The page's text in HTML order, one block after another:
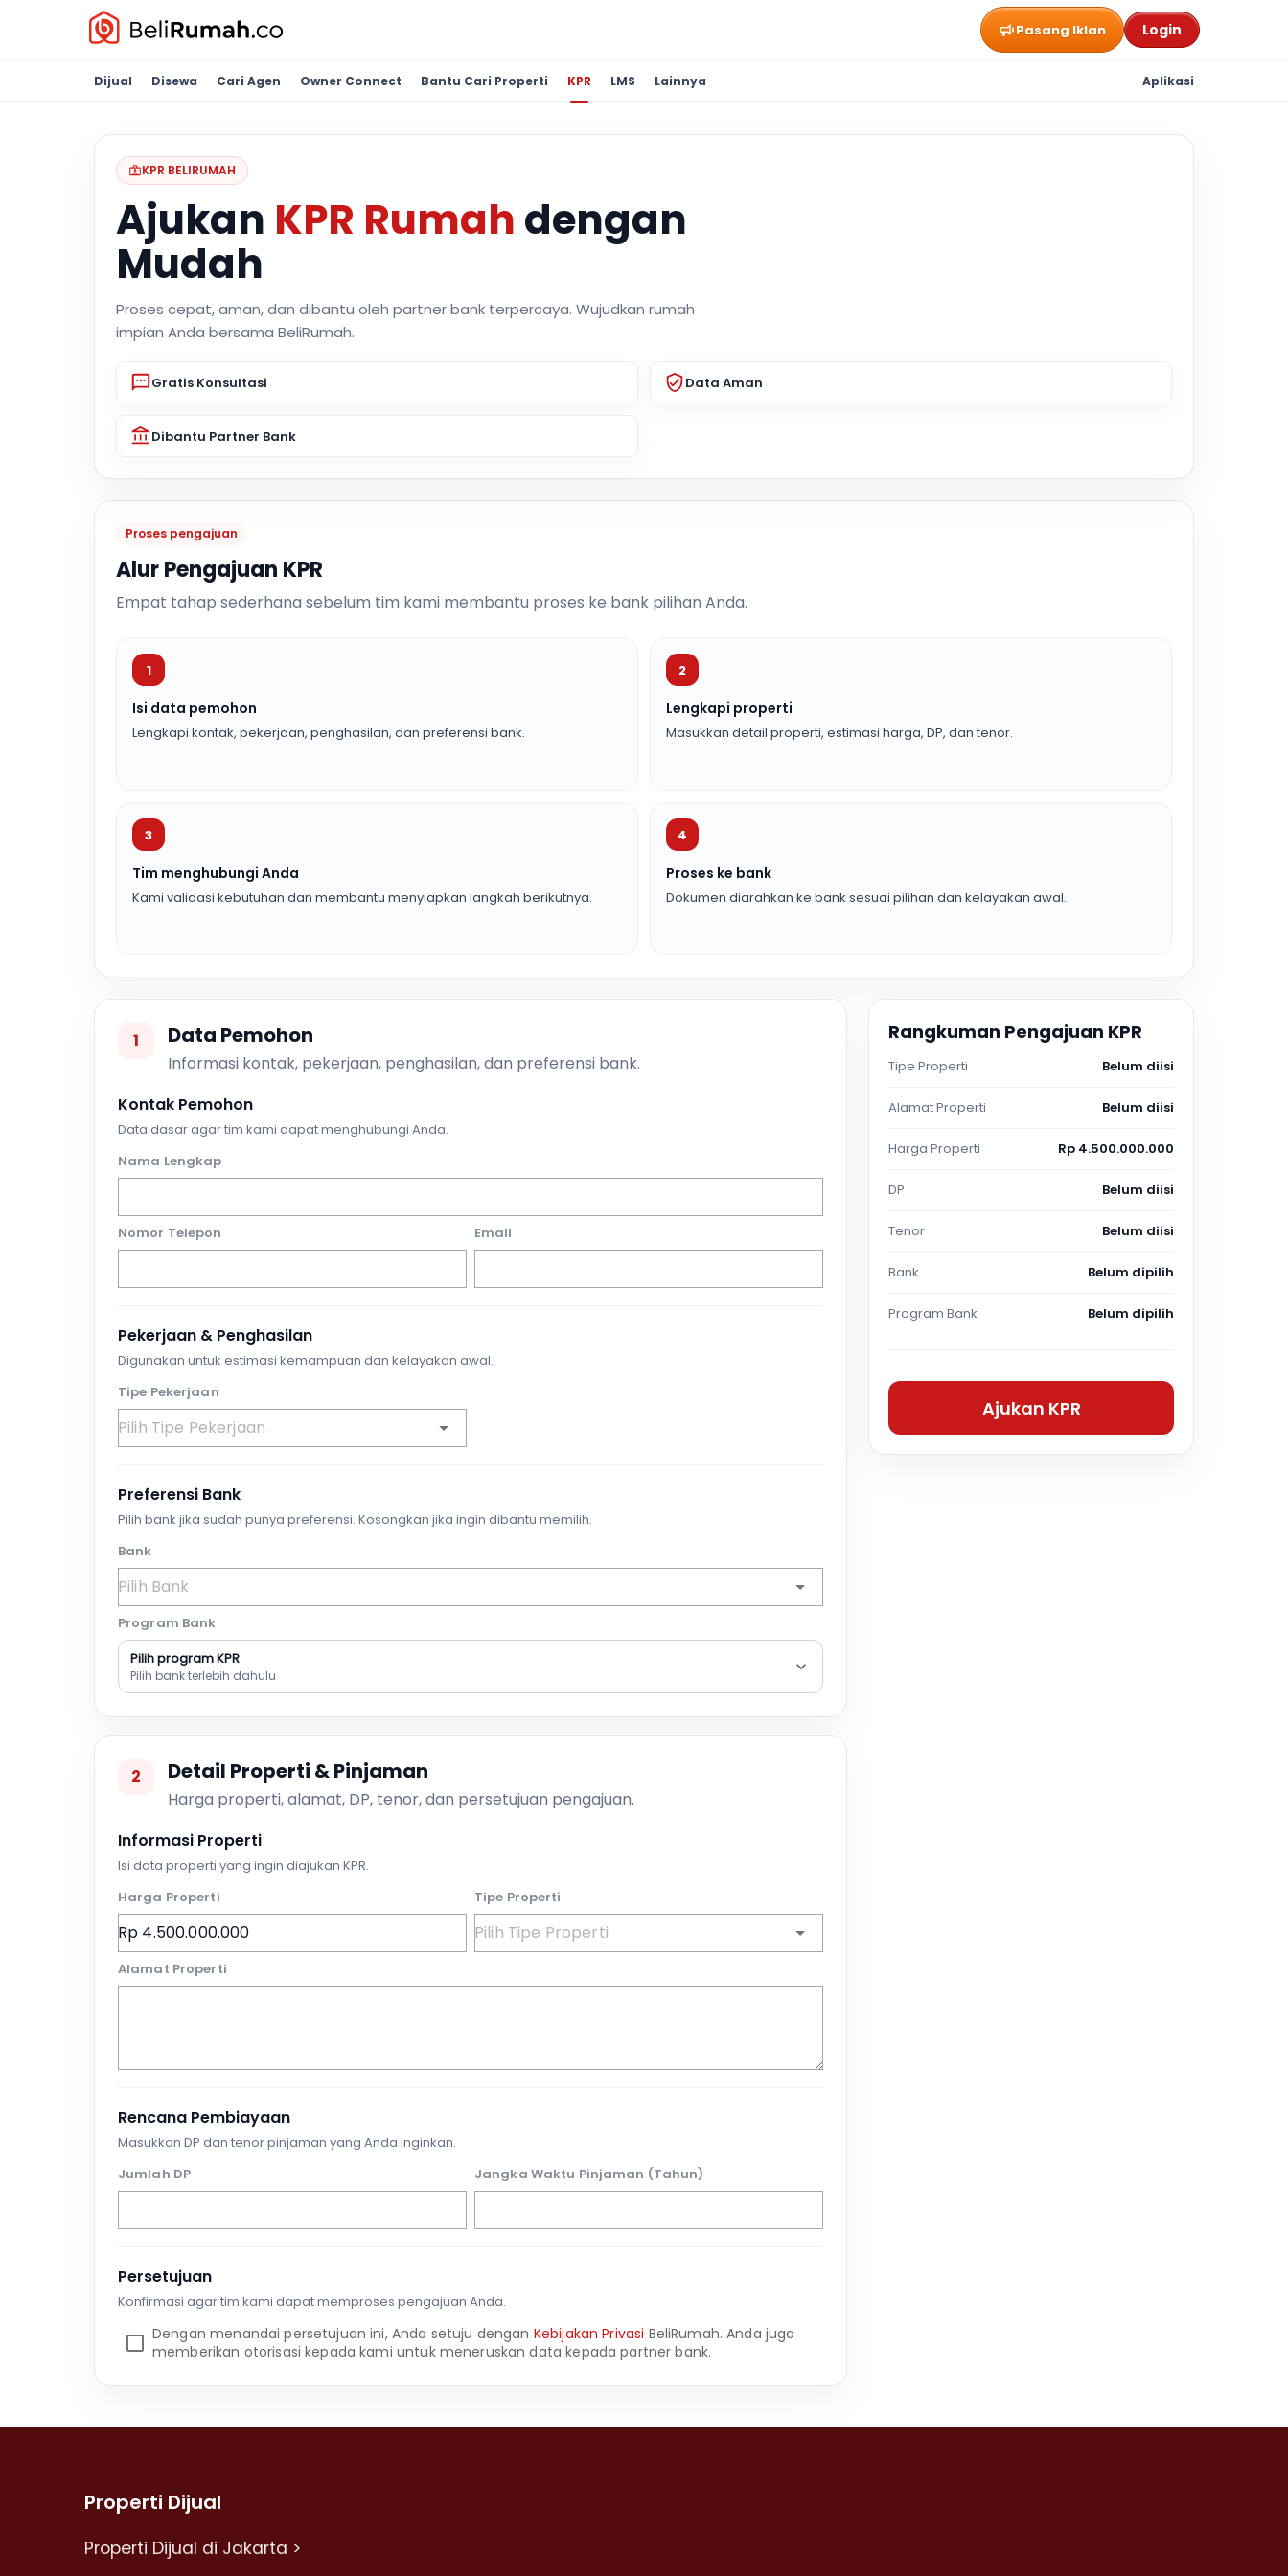
Pasang Iklan Login
Dijual Disewa Cari Agen Owner Connect Bantu Cari Properti KPR LMS Lainnya Aplikasi
KPR BELIRUMAH
Ajukan KPR Rumah dengan
Mudah
Proses cepat, aman, dan dibantu oleh partner bank terpercaya. Wujudkan rumah
impian Anda bersama BeliRumah.
Gratis Konsultasi Data Aman
Dibantu Partner Bank
Proses pengajuan
Alur Pengajuan KPR
Empat tahap sederhana sebelum tim kami membantu proses ke bank pilihan Anda.
1
Isi data pemohon
Lengkapi kontak, pekerjaan, penghasilan, dan preferensi bank.
2
Lengkapi properti
Masukkan detail properti, estimasi harga, DP, dan tenor.
3
Tim menghubungi Anda
Kami validasi kebutuhan dan membantu menyiapkan langkah berikutnya.
4
Proses ke bank
Dokumen diarahkan ke bank sesuai pilihan dan kelayakan awal.
1 Data Pemohon
Informasi kontak, pekerjaan, penghasilan, dan preferensi bank.
Kontak Pemohon
Data dasar agar tim kami dapat menghubungi Anda.
Nama Lengkap
Nomor Telepon Email
Pekerjaan & Penghasilan
Digunakan untuk estimasi kemampuan dan kelayakan awal.
Tipe Pekerjaan
Preferensi Bank
Pilih bank jika sudah punya preferensi. Kosongkan jika ingin dibantu memilih.
Bank
Program Bank
Pilih program KPR
Pilih bank terlebih dahulu
2 Detail Properti & Pinjaman
Harga properti, alamat, DP, tenor, dan persetujuan pengajuan.
Informasi Properti
Isi data properti yang ingin diajukan KPR.
Harga Properti
Tipe Properti
Alamat Properti
Rencana Pembiayaan
Masukkan DP dan tenor pinjaman yang Anda inginkan.
Jumlah DP
Jangka Waktu Pinjaman (Tahun)
Persetujuan
Konfirmasi agar tim kami dapat memproses pengajuan Anda.
Dengan menandai persetujuan ini, Anda setuju dengan Kebijakan Privasi BeliRumah. Anda juga
memberikan otorisasi kepada kami untuk meneruskan data kepada partner bank.
Rangkuman Pengajuan KPR
Tipe Properti Belum diisi
Alamat Properti Belum diisi
Harga Properti Rp 4.500.000.000
DP Belum diisi
Tenor Belum diisi
Bank Belum dipilih
Program Bank Belum dipilih
Ajukan KPR
Properti Dijual
Properti Dijual di Jakarta >